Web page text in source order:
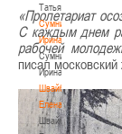
Татьяна
Сумникова
Ирина
Сумникова
Ирина
Швайбович
Елена
Швайбович
«Пролетариат
С каждым днем
рабочей
писал